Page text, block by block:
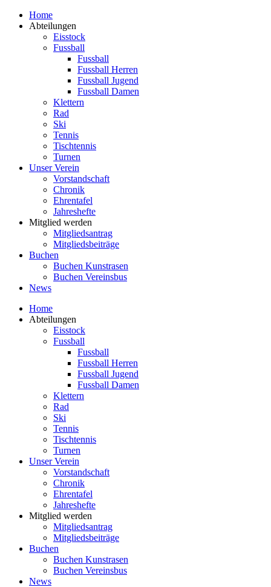
Zum
Inhalt
Home
Abteilungen
Eisstock
Fussball
Fussball
Fussball Herren
Fussball Jugend
Fussball Damen
Klettern
Rad
Ski
Tennis
Tischtennis
Turnen
Unser Verein
Vorstandschaft
Chronik
Ehrentafel
Jahreshefte
Mitglied werden
Mitgliedsantrag
Mitgliedsbeiträge
Buchen
Buchen Kunstrasen
Buchen Vereinsbus
News
Home
Abteilungen
Eisstock
Fussball
Fussball
Fussball Herren
Fussball Jugend
Fussball Damen
Klettern
Rad
Ski
Tennis
Tischtennis
Turnen
Unser Verein
Vorstandschaft
Chronik
Ehrentafel
Jahreshefte
Mitglied werden
Mitgliedsantrag
Mitgliedsbeiträge
Buchen
Buchen Kunstrasen
Buchen Vereinsbus
News